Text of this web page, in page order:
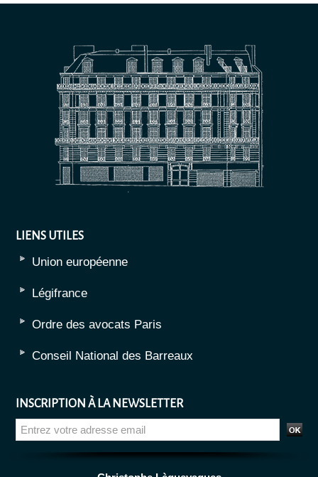
LIENS UTILES
Union européenne
Légifrance
Ordre des avocats Paris
Conseil National des Barreaux
INSCRIPTION À LA NEWSLETTER